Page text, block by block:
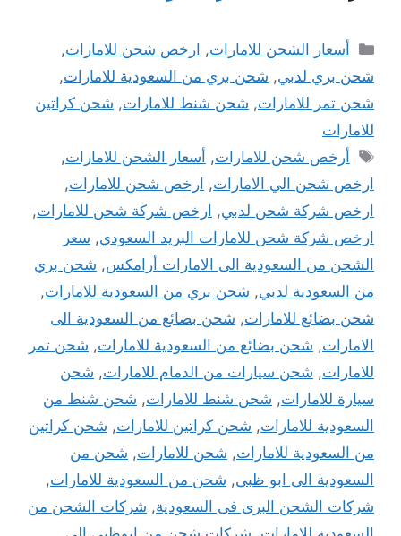
التصنيفات
أسعار الشحن للامارات, ارخص شحن للامارات,
شحن بري لدبي, شحن بري من السعودية للامارات,
شحن تمر للامارات, شحن شنط للامارات, شحن كراتين
للامارات
الوسوم
أرخص شحن للامارات, أسعار الشحن للامارات,
ارخص شحن الي الامارات, ارخص شحن للامارات,
ارخص شركة شحن لدبي, ارخص شركة شحن للامارات,
ارخص شركة شحن للامارات البريد السعودي, سعر
الشحن من السعودية الى الامارات أرامكس, شحن بري
من السعودية لدبي, شحن بري من السعودية للامارات,
شحن بضائع للامارات, شحن بضائع من السعودية الى
الامارات, شحن بضائع من السعودية للامارات, شحن تمر
للامارات, شحن سيارات من الدمام للامارات, شحن
سيارة للامارات, شحن شنط للامارات, شحن شنط من
السعودية للامارات, شحن كراتين للامارات, شحن كراتين
من السعودية للامارات, شحن للامارات, شحن من
السعودية الى ابو ظبى, شحن من السعودية للامارات,
شركات الشحن البرى فى السعودية, شركات الشحن من